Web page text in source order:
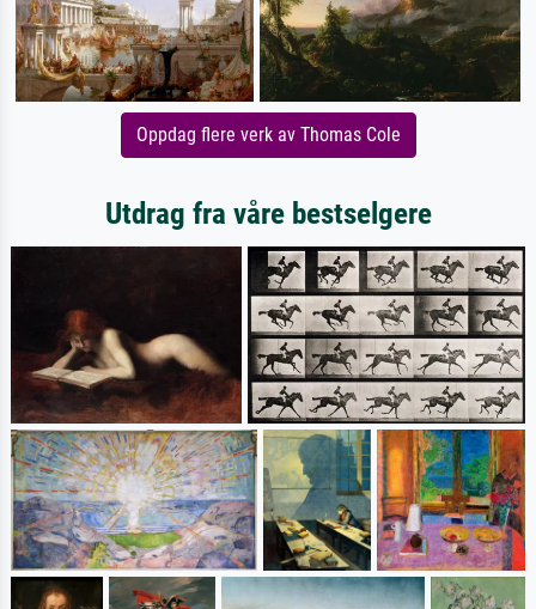
Oppdag flere verk av Thomas Cole
Utdrag fra våre bestselgere